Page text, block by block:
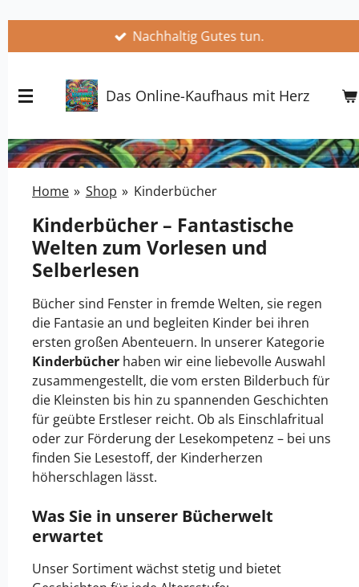
springen
Nachhaltig Gutes tun.
Das Online-Kaufhaus mit Herz
Home » Shop » Kinderbücher
Kinderbücher – Fantastische
Welten zum Vorlesen und
Selberlesen
Bücher sind Fenster in fremde Welten, sie regen
die Fantasie an und begleiten Kinder bei ihren
ersten großen Abenteuern. In unserer Kategorie
Kinderbücher haben wir eine liebevolle Auswahl
zusammengestellt, die vom ersten Bilderbuch für
die Kleinsten bis hin zu spannenden Geschichten
für geübte Erstleser reicht. Ob als Einschlafritual
oder zur Förderung der Lesekompetenz – bei uns
finden Sie Lesestoff, der Kinderherzen
höherschlagen lässt.
Was Sie in unserer Bücherwelt
erwartet
Unser Sortiment wächst stetig und bietet